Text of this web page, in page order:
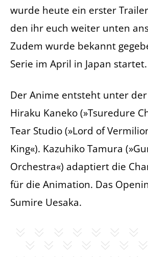
wurde heute ein erster
den ihr euch weiter unten
Zudem wurde bekannt
Serie im April in Japan startet.
Der Anime entsteht unter der
Hiraku Kaneko (»Tsuredure
Tear Studio (»Lord of
King«). Kazuhiko Tamura
Orchestra«) adaptiert die
für die Animation. Das
Sumire Uesaka.